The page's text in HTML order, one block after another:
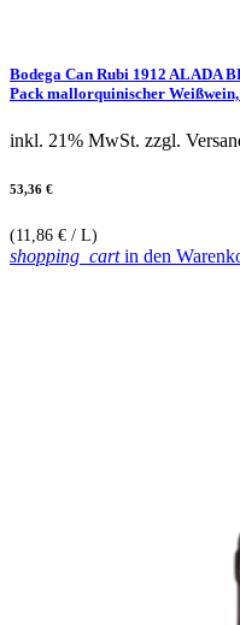
Bodega Can Rubi 1912 ALADA
Pack mallorquinischer
inkl. 21% MwSt. zzgl.
53,36 €
(11,86 € / L)
shopping_cartin den